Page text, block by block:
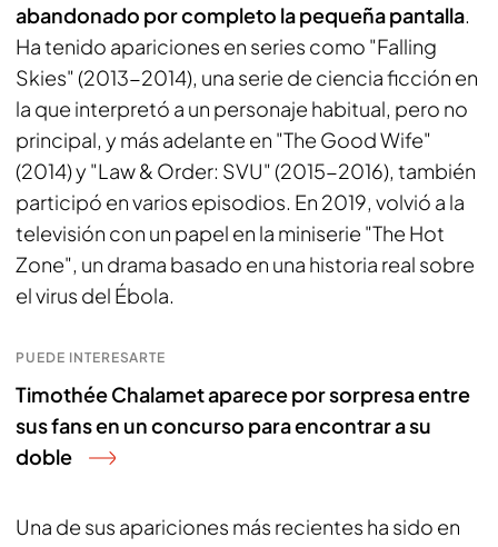
abandonado por completo la pequeña pantalla.
Ha tenido apariciones en series como "Falling
Skies" (2013-2014), una serie de ciencia ficción en
la que interpretó a un personaje habitual, pero no
principal, y más adelante en "The Good Wife"
(2014) y "Law & Order: SVU" (2015-2016), también
participó en varios episodios. En 2019, volvió a la
televisión con un papel en la miniserie "The Hot
Zone", un drama basado en una historia real sobre
el virus del Ébola.
PUEDE INTERESARTE
Timothée Chalamet aparece por sorpresa entre
sus fans en un concurso para encontrar a su
doble
Una de sus apariciones más recientes ha sido en